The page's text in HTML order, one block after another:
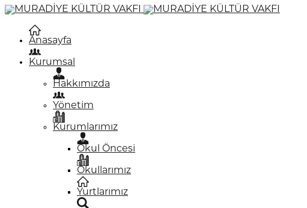
Anasayfa
Kurumsal
Hakkımızda
Yönetim
Kurumlarımız
Okul Öncesi
Okullarımız
Yurtlarımız